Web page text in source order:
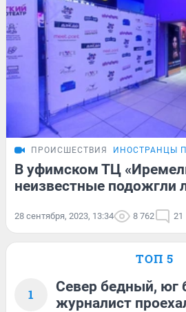
ПРОИСШЕСТВИЯ ИНОСТРАНЦЫ
В уфимском ТЦ
неизвестные подожгли
28 сентября, 2023, 13:34 8 762 21
ТОП 5
1
Север бедный, юг
журналист